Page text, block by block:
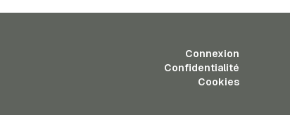
Connexion
Confidentialité
Cookies